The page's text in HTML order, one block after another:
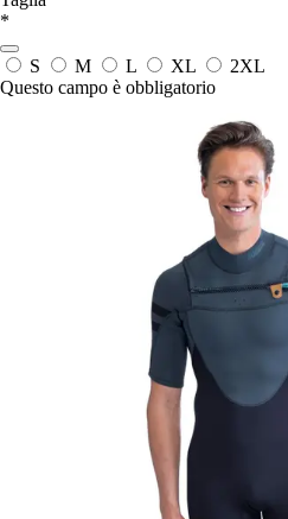
*
S M L XL
2XL
Questo campo è obbligatorio